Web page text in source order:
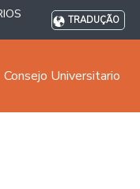
TRADUÇÃO
Consejo Universitario